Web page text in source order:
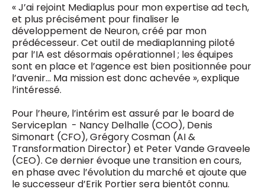
« J’ai rejoint Mediaplus pour mon expertise ad tech,
et plus précisément pour finaliser le
développement de Neuron, créé par mon
prédécesseur. Cet outil de mediaplanning piloté
par l’IA est désormais opérationnel ; les équipes
sont en place et l’agence est bien positionnée pour
l’avenir… Ma mission est donc achevée », explique
l’intéressé.
Pour l’heure, l’intérim est assuré par le board de
Serviceplan - Nancy Delhalle (COO), Denis
Simonart (CFO), Grégory Cosman (AI &
Transformation Director) et Peter Vande Graveele
(CEO). Ce dernier évoque une transition en cours,
en phase avec l’évolution du marché et ajoute que
le successeur d’Erik Portier sera bientôt connu.
Des questions ?